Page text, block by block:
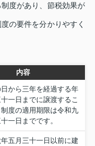
度があり、節税効果が
の要件を分かりやすく
内容
から三年を経過する年
一日までに譲渡するこ
度の適用期限は令和九
一日までです。
五月三十一日以前に建